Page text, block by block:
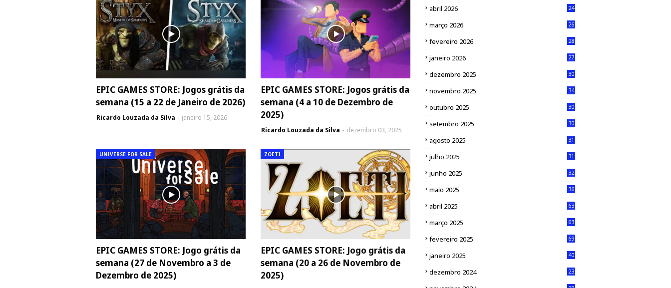
EPIC GAMES STORE: Jogos grátis da
semana (15 a 22 de Janeiro de 2026)
Ricardo Louzada da Silva janeiro 15, 2026
EPIC GAMES STORE: Jogos grátis da
semana (4 a 10 de Dezembro de
2025)
Ricardo Louzada da Silva dezembro 03, 2025
UNIVERSE FOR SALE
EPIC GAMES STORE: Jogo grátis da
semana (27 de Novembro a 3 de
Dezembro de 2025)
ZOETI
EPIC GAMES STORE: Jogo grátis da
semana (20 a 26 de Novembro de
2025)
abril 2026 24
março 2026 26
fevereiro 2026 28
janeiro 2026 27
dezembro 2025 30
novembro 2025 34
outubro 2025 30
setembro 2025 30
agosto 2025 31
julho 2025 31
junho 2025 32
maio 2025 36
abril 2025 63
março 2025 63
fevereiro 2025 69
janeiro 2025 40
dezembro 2024 23